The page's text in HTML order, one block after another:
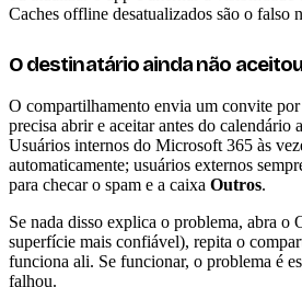
Caches offline desatualizados são o falso
O destinatário ainda não
O compartilhamento envia um convite
precisa abrir e aceitar antes do calendário
Usuários internos do Microsoft 365 às
automaticamente; usuários externos
para checar o spam e a caixa Outros.
Se nada disso explica o problema, abra o
superfície mais confiável), repita o
funciona ali. Se funcionar, o problema é
falhou.